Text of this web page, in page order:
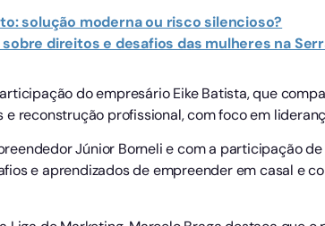
solução moderna ou risco silencioso?
direitos e desafios das mulheres na
do empresário Eike Batista, que
reconstrução profissional, com foco em
Júnior Borneli e com a participação de
e aprendizados de empreender em casal e